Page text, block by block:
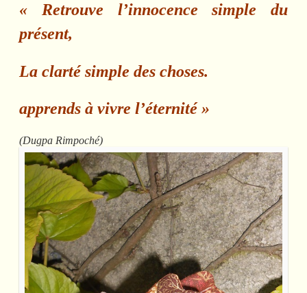
« Retrouve l’innocence simple du
présent,
La clarté simple des choses.
apprends à vivre l’éternité »
(Dugpa Rimpoché)